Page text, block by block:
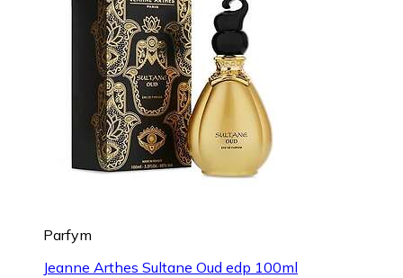
Parfym
Jeanne Arthes Sultane Oud edp 100ml